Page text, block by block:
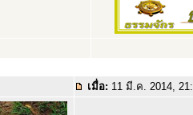
เมื่อ: 11 มี.ค. 2014,